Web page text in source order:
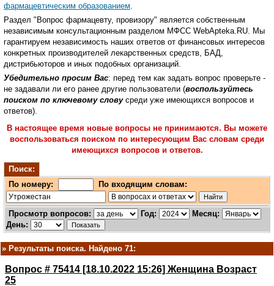
фармацевтическим образованием.
Раздел "Вопрос фармацевту, провизору" является собственным
независимым консультационным разделом МФСС WebApteka.RU. Мы
гарантируем независимость наших ответов от финансовых интересов
конкретных производителей лекарственных средств, БАД,
дистрибьюторов и иных подобных организаций.
Убедительно просим Вас: перед тем как задать вопрос проверьте -
не задавали ли его ранее другие пользователи (воспользуйтесь
поиском по ключевому словусреди уже имеющихся вопросов и
ответов).
В настоящее время новые вопросы не принимаются. Вы можете
воспользоваться поиском по интересующим Вас словам среди
имеющихся вопросов и ответов.
Поиск:
По номеру:
По входящим словам:
Просмотр вопросов: Год:
Месяц:
День:
» Результаты поиска. Найдено 71:
Вопрос # 75414 [18.10.2022 15:26] Женщина Возраст
25